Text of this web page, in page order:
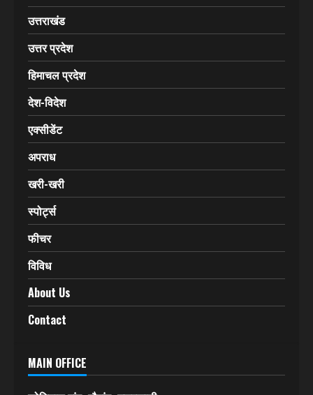
CATEGORIES
Home
उत्तराखंड
उत्तर प्रदेश
हिमाचल प्रदेश
देश-विदेश
एक्सीडेंट
अपराध
खरी-खरी
स्पोर्ट्स
विविध